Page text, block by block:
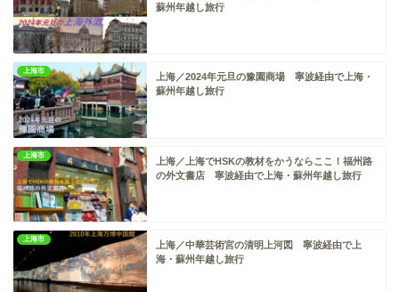
蘇州年越し旅行
上海市
上海／2024年元旦の豫園商場 寧波経由で上海・
蘇州年越し旅行
上海市
上海／上海でHSKの教材をかうならここ！福州路
の外文書店 寧波経由で上海・蘇州年越し旅行
上海市
上海／中華芸術宮の清明上河図 寧波経由で上
海・蘇州年越し旅行